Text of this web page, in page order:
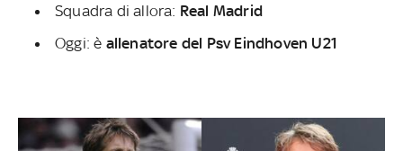
Squadra di allora: Real Madrid
Oggi: è allenatore del Psv Eindhoven U21